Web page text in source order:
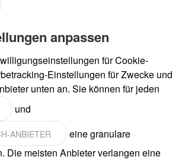
anpassen
für Cookie-
Einstellungen für Zwecke und
unten an. Sie können für jeden
und
ANBIETER
eine granulare
Die meisten Anbieter verlangen eine